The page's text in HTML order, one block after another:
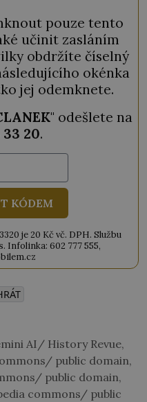
pouze tento
učinit zasláním
obdržíte číselný
okénka
jej odemknete.
" odešlete na
33 20.
KÓDEM
je 20 Kč vč. DPH. Službu
Infolinka: 602 777 555,
AI/ History Revue,
public domain,
public domain,
commons/ public